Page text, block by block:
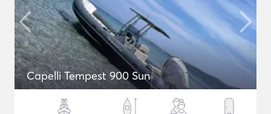
Capelli Tempest 900 Sun